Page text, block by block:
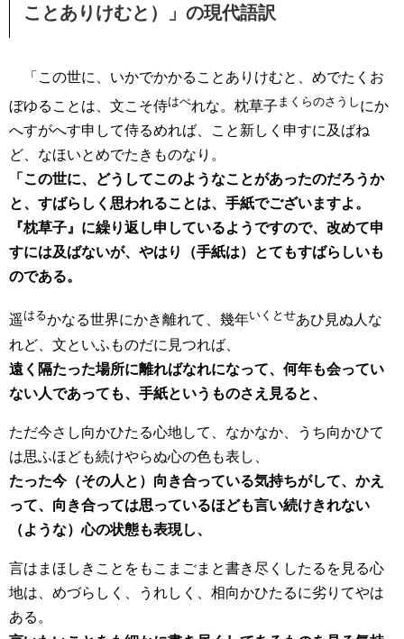
ことありけむと）」の現代語訳
「この世に、いかでかかることありけむと、めでたくお
ぼゆることは、文こそ侍はべれな。枕草子 まくらのさうし にか
へすがへす申して侍るめれば、こと新しく申すに及ばね
ど、なほいとめでたきものなり。
「この世に、どうしてこのようなことがあったのだろうか
と、すばらしく思われることは、手紙でございますよ。
『枕草子』に繰り返し申しているようですので、改めて申
すには及ばないが、やはり（手紙は）とてもすばらしいも
のである。
遥はるかなる世界にかき離れて、幾年いくとせあひ見ぬ人な
れど、文といふものだに見つれば、
遠く隔たった場所に離ればなれになって、何年も会ってい
ない人であっても、手紙というものさえ見ると、
ただ今さし向かひたる心地して、なかなか、うち向かひて
は思ふほども続けやらぬ心の色も表し、
たった今（その人と）向き合っている気持ちがして、かえ
って、向き合っては思っているほども言い続けきれない
（ような）心の状態も表現し、
言はまほしきことをもこまごまと書き尽くしたるを見る心
地は、めづらしく、うれしく、相向かひたるに劣りてやは
ある。